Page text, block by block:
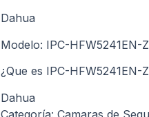
Dahua
Modelo: IPC-HFW5241EN-
¿Que es IPC-HFW5241EN-
Dahua
Categoría: Camaras de